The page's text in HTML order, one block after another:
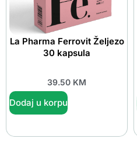
La Pharma Ferrovit Željezo
30 kapsula
39.50 KM
Dodaj u korpu